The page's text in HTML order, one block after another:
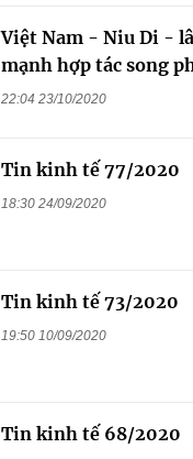
Việt Nam - Niu Di -
mạnh hợp tác song
22:04 23/10/2020
Tin kinh tế 77/2020
18:30 24/09/2020
Tin kinh tế 73/2020
19:50 10/09/2020
Tin kinh tế 68/2020